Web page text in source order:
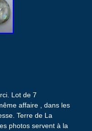
Lot de 7
affaire , dans les
Terre de La
photos servent à la